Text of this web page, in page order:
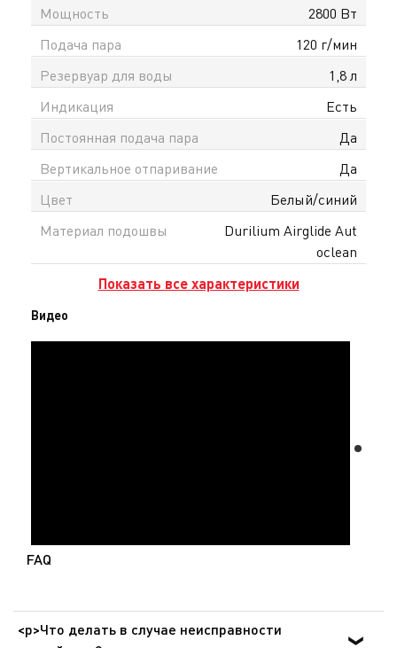
Мощность
2800 Вт
Подача пара
120 г/мин
Резервуар для воды
1,8 л
Индикация
Есть
Постоянная подача пара
Да
Вертикальное отпаривание
Да
Цвет
Белый/синий
Материал подошвы
Durilium Airglide Aut
oclean
Показать все характеристики
Видео
FAQ
<p>Что делать в случае неисправности